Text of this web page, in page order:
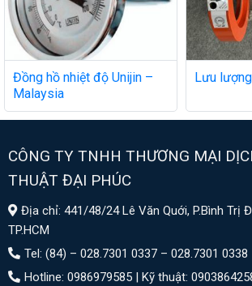
Đồng hồ nhiệt độ Unijin –
Malaysia
Lưu
CÔNG TY TNHH THƯƠNG MẠI
THUẬT ĐẠI PHÚC
Địa chỉ: 441/48/24 Lê Văn Quới, P.Bình Trị
TP.HCM
Tel: (84) – 028.7301 0337 – 028.7301 0338
Hotline: 0986979585 | Kỹ thuật: